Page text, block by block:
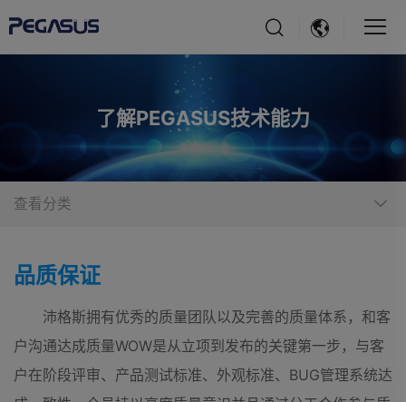
了解PEGASUS技术能力
查看分类
品质保证
沛格斯拥有优秀的质量团队以及完善的质量体系，和客
户沟通达成质量WOW是从立项到发布的关键第一步，与客
户在阶段评审、产品测试标准、外观标准、BUG管理系统达